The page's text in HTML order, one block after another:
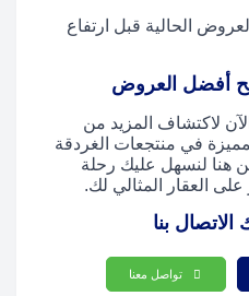
الحالية قبل ارتفاع
أفضل العروض
الآن لاكتشاف المزيد من
في منتجعات الغردقة
هنا لنسهل عليك رحلة
العقار المثالي لك.
بنا
تواصل معنا